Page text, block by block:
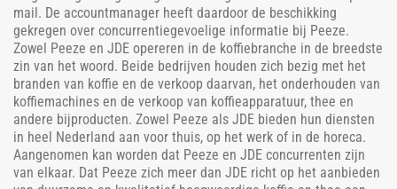
mail. De accountmanager heeft daardoor de beschikking
gekregen over concurrentiegevoelige informatie bij Peeze.
Zowel Peeze en JDE opereren in de koffiebranche in de breedste
zin van het woord. Beide bedrijven houden zich bezig met het
branden van koffie en de verkoop daarvan, het onderhouden van
koffiemachines en de verkoop van koffieapparatuur, thee en
andere bijproducten. Zowel Peeze als JDE bieden hun diensten
in heel Nederland aan voor thuis, op het werk of in de horeca.
Aangenomen kan worden dat Peeze en JDE concurrenten zijn
van elkaar. Dat Peeze zich meer dan JDE richt op het aanbieden